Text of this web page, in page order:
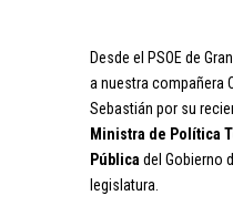
Desde el PSOE de
a nuestra compañera
Sebastián por su
Ministra de Política
Pública del Gobierno
legislatura.